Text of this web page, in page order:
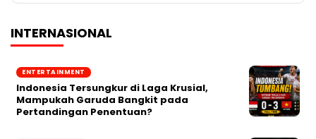
INTERNASIONAL
ENTERTAINMENT
Indonesia Tersungkur di Laga Krusial,
Mampukah Garuda Bangkit pada
Pertandingan Penentuan?